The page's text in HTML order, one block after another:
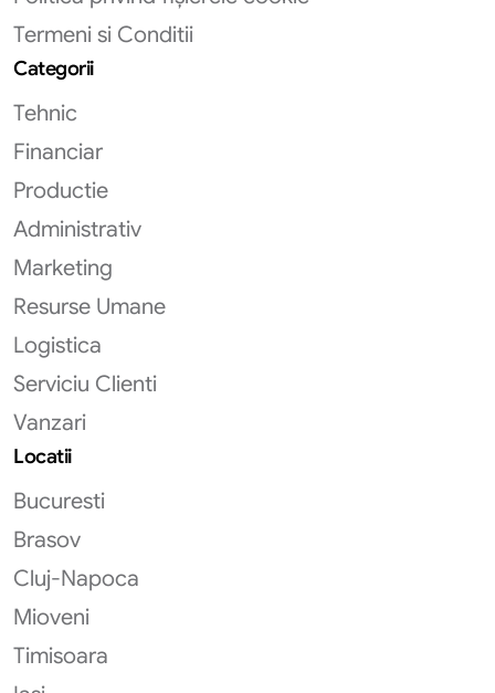
Termeni si Conditii
Categorii
Tehnic
Financiar
Productie
Administrativ
Marketing
Resurse Umane
Logistica
Serviciu Clienti
Vanzari
Locatii
Bucuresti
Brasov
Cluj-Napoca
Mioveni
Timisoara